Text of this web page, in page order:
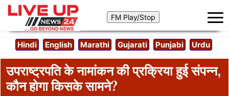
Hindi English Marathi Gujarati Punjabi Urdu
उपराष्ट्रपति के नामांकन की प्रक्रिया हुई संपन्न,
कौन होगा किसके सामने?